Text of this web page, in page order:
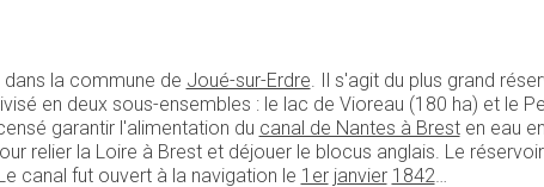
dans la commune de Joué-sur-Erdre. Il s'agit du plus grand
en deux sous-ensembles : le lac de Vioreau (180 ha) et le
garantir l'alimentation du canal de Nantes à Bresten eau
relier la Loire à Brest et déjouer le blocus anglais. Le
canal fut ouvert à la navigation le 1er janvier 1842…